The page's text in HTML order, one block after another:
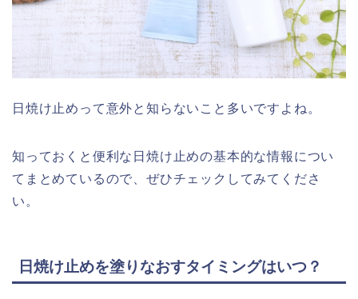
日焼け止めって意外と知らないこと多いですよね。
知っておくと便利な日焼け止めの基本的な情報につい
てまとめているので、ぜひチェックしてみてくださ
い。
日焼け止めを塗りなおすタイミングはいつ？